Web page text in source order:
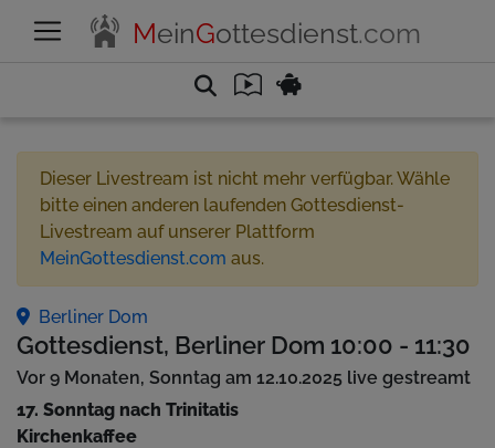
MeinGottesdienst.com
Dieser Livestream ist nicht mehr verfügbar. Wähle
bitte einen anderen laufenden Gottesdienst-
Livestream auf unserer Plattform
MeinGottesdienst.com aus.
Berliner Dom
Gottesdienst, Berliner Dom 10:00 - 11:30
Vor 9 Monaten, Sonntag am 12.10.2025 live gestreamt
17. Sonntag nach Trinitatis
Kirchenkaffee